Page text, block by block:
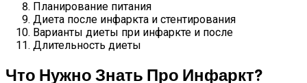
Планирование питания
Диета после инфаркта и стентирования
Варианты диеты при инфаркте и после
Длительность диеты
Что Нужно Знать Про Инфаркт?